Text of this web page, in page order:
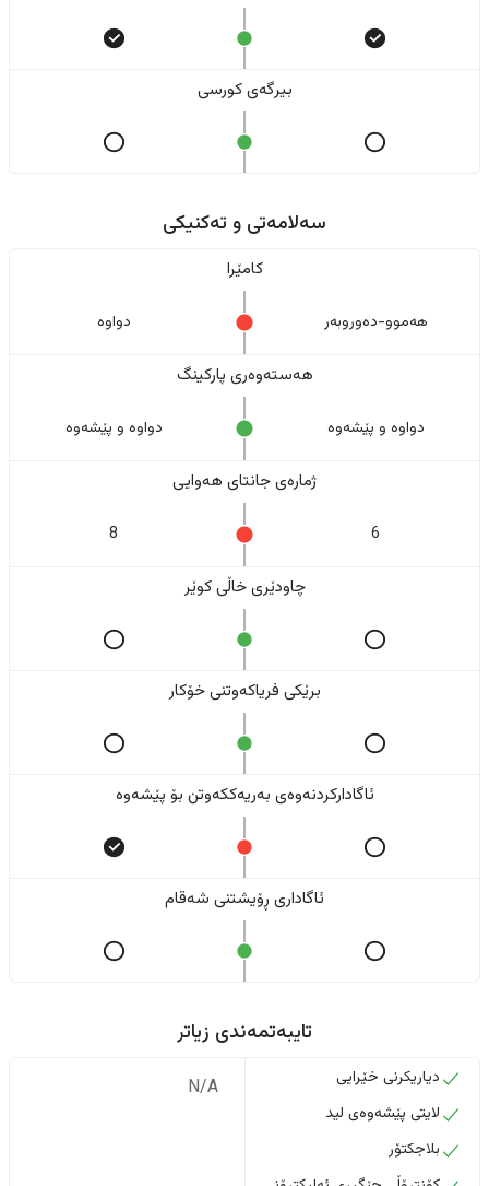
بیرگەی کورسی
سەلامەتی و تەکنیکی
کامێرا
هەموو-دەوروبەر دواوە
هەستەوەری پارکینگ
دواوە و پێشەوە دواوە و پێشەوە
ژمارەی جانتای هەوایی
6
8
چاودێری خاڵی کوێر
برێکی فریاکەوتنی خۆکار
ئاگادارکردنەوەی بەریەککەوتن بۆ پێشەوە
ئاگاداری ڕۆیشتنی شەقام
تایبەتمەندی زیاتر
دیاریکرنی خێرایی
لایتی پێشەوەی لید
بلاجکتۆر
N/A